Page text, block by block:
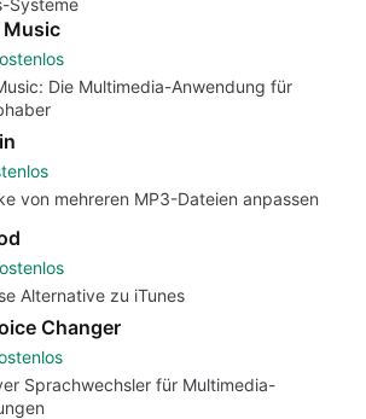
Music
Die Multimedia-Anwendung für
von mehreren MP3-Dateien anpassen
Alternative zu iTunes
Changer
Sprachwechsler für Multimedia-